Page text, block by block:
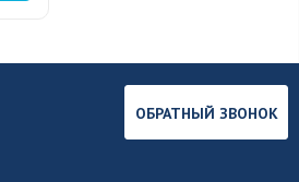
ОБРАТНЫЙ ЗВОНОК